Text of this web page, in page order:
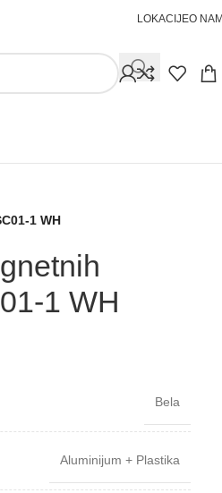
LOKACIJEO
⁠1 WH
⁠1 WH
Bela
Aluminijum + Plastika